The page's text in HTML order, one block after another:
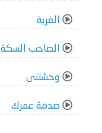
الغربة
الصاحب السكة
وحشتنى
صدمة عمرك